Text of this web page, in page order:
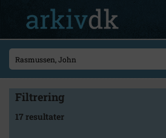
Filtrering
17 resultater